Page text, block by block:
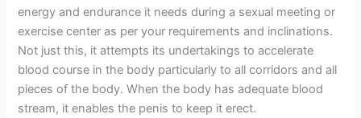
energy and endurance it needs during a sexual meeting or
exercise center as per your requirements and inclinations.
Not just this, it attempts its undertakings to accelerate
blood course in the body particularly to all corridors and all
pieces of the body. When the body has adequate blood
stream, it enables the penis to keep it erect.